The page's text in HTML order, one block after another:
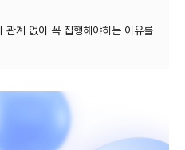
관계 없이 꼭 집행해야하는 이유를